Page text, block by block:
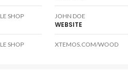
SHOP JOHN DOE
SHOP
WEBSITE
XTEMOS.COM/WOOD